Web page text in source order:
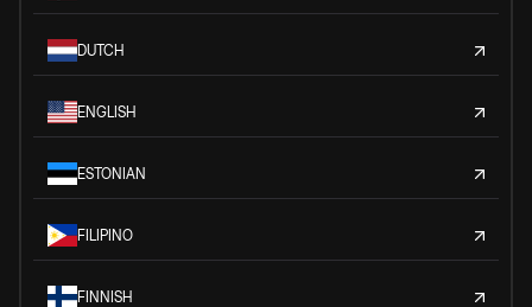
DUTCH
ENGLISH
ESTONIAN
FILIPINO
FINNISH